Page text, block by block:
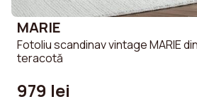
MARIE
Fotoliu scandinav vintage MARIE
teracotă
979 lei